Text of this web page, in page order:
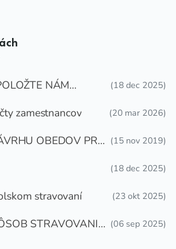
NÁM
(18 dec 2025)
zamestnancov (20 mar 2026)
OBEDOV PRE
(15 nov 2019)
(18 dec 2025)
stravovaní (23 okt 2025)
STRAVOVANIA (06 sep 2025)